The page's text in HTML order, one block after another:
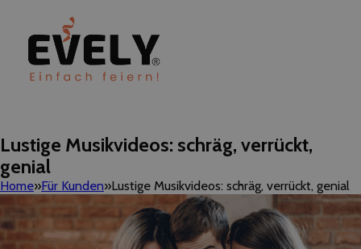
Lustige Musikvideos: schräg, verrückt,
genial
Home Für Kunden Lustige Musikvideos: schräg, verrückt, genial